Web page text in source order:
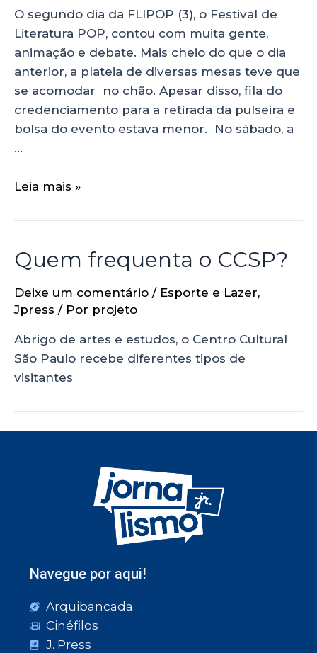
O segundo dia da FLIPOP (3), o Festival de
Literatura POP, contou com muita gente,
animação e debate. Mais cheio do que o dia
anterior, a plateia de diversas mesas teve que
se acomodar no chão. Apesar disso, fila do
credenciamento para a retirada da pulseira e
bolsa do evento estava menor. No sábado, a
…
Leia mais »
Quem frequenta o CCSP?
Deixe um comentário / Esporte e Lazer,
Jpress / Por projeto
Abrigo de artes e estudos, o Centro Cultural
São Paulo recebe diferentes tipos de
visitantes
Navegue por aqui!
Arquibancada
Cinéfilos
J. Press